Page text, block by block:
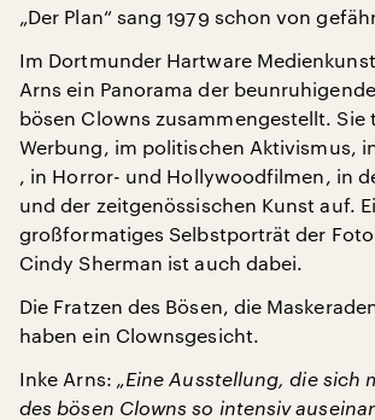
„Der Plan“ sang 1979 schon von
Im Dortmunder Hartware
Arns ein Panorama der
bösen Clowns zusammengestellt. Sie
Werbung, im politischen Aktivismus,
, in Horror- und Hollywoodfilmen, in
und der zeitgenössischen Kunst auf.
großformatiges Selbstporträt der
Cindy Sherman ist auch dabei.
Die Fratzen des Bösen, die
haben ein Clownsgesicht.
Inke Arns: „Eine Ausstellung, die sich
des bösen Clowns so intensiv